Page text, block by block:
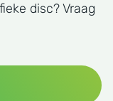
disc? Vraag